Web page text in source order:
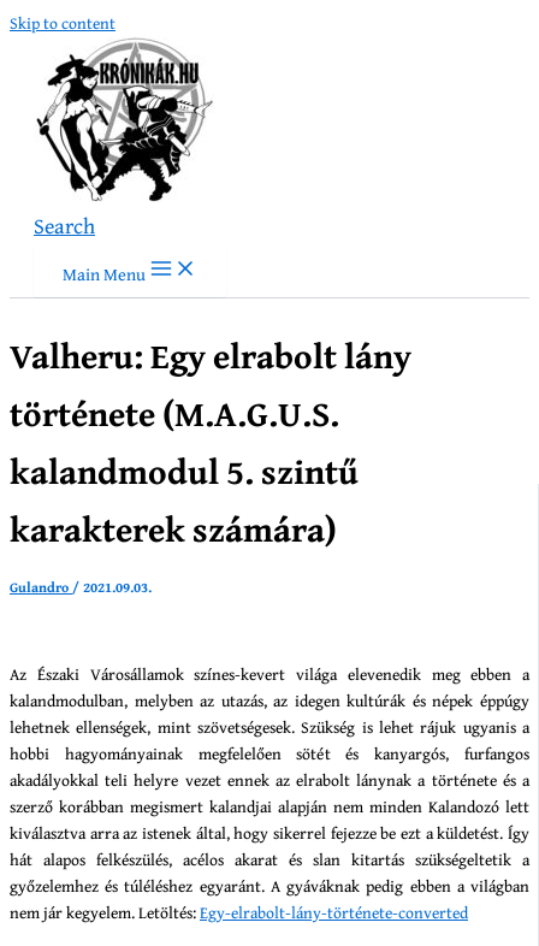
Skip to content
Search
Main Menu
Valheru: Egy elrabolt lány
története (M.A.G.U.S.
kalandmodul 5. szintű
karakterek számára)
Gulandro /2021.09.03.
Az Északi Városállamok színes-kevert világa elevenedik meg ebben a
kalandmodulban, melyben az utazás, az idegen kultúrák és népek éppúgy
lehetnek ellenségek, mint szövetségesek. Szükség is lehet rájuk ugyanis a
hobbi hagyományainak megfelelően sötét és kanyargós, furfangos
akadályokkal teli helyre vezet ennek az elrabolt lánynak a története és a
szerző korábban megismert kalandjai alapján nem minden Kalandozó lett
kiválasztva arra az istenek által, hogy sikerrel fejezze be ezt a küldetést. Így
hát alapos felkészülés, acélos akarat és slan kitartás szükségeltetik a
győzelemhez és túléléshez egyaránt. A gyáváknak pedig ebben a világban
nem jár kegyelem. Letöltés:Egy-elrabolt-lány-története-converted